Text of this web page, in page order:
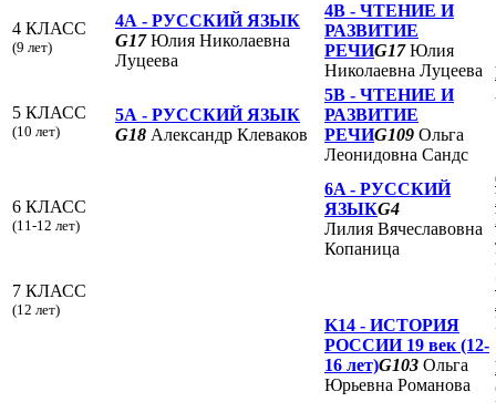
4 КЛАСС
(9 лет)
4А - РУССКИЙ ЯЗЫК
G17Юлия Николаевна
Луцеева
4B - ЧТЕНИЕ И
РАЗВИТИЕ
РЕЧИG17Юлия
Николаевна Луцеева
5 КЛАСС
(10 лет)
5А - РУССКИЙ ЯЗЫК
G18 Александр Клеваков
5B - ЧТЕНИЕ И
РАЗВИТИЕ
РЕЧИG109 Ольга
Леонидовна Сандс
6 КЛАСС
(11-12 лет)
6A - РУССКИЙ
ЯЗЫКG4
Лилия Вячеславовна
Копаница
7 КЛАСС
(12 лет)
K14 - ИСТОРИЯ
РОССИИ 19 век (12-
16 лет)G103 Ольга
Юрьевна Романова